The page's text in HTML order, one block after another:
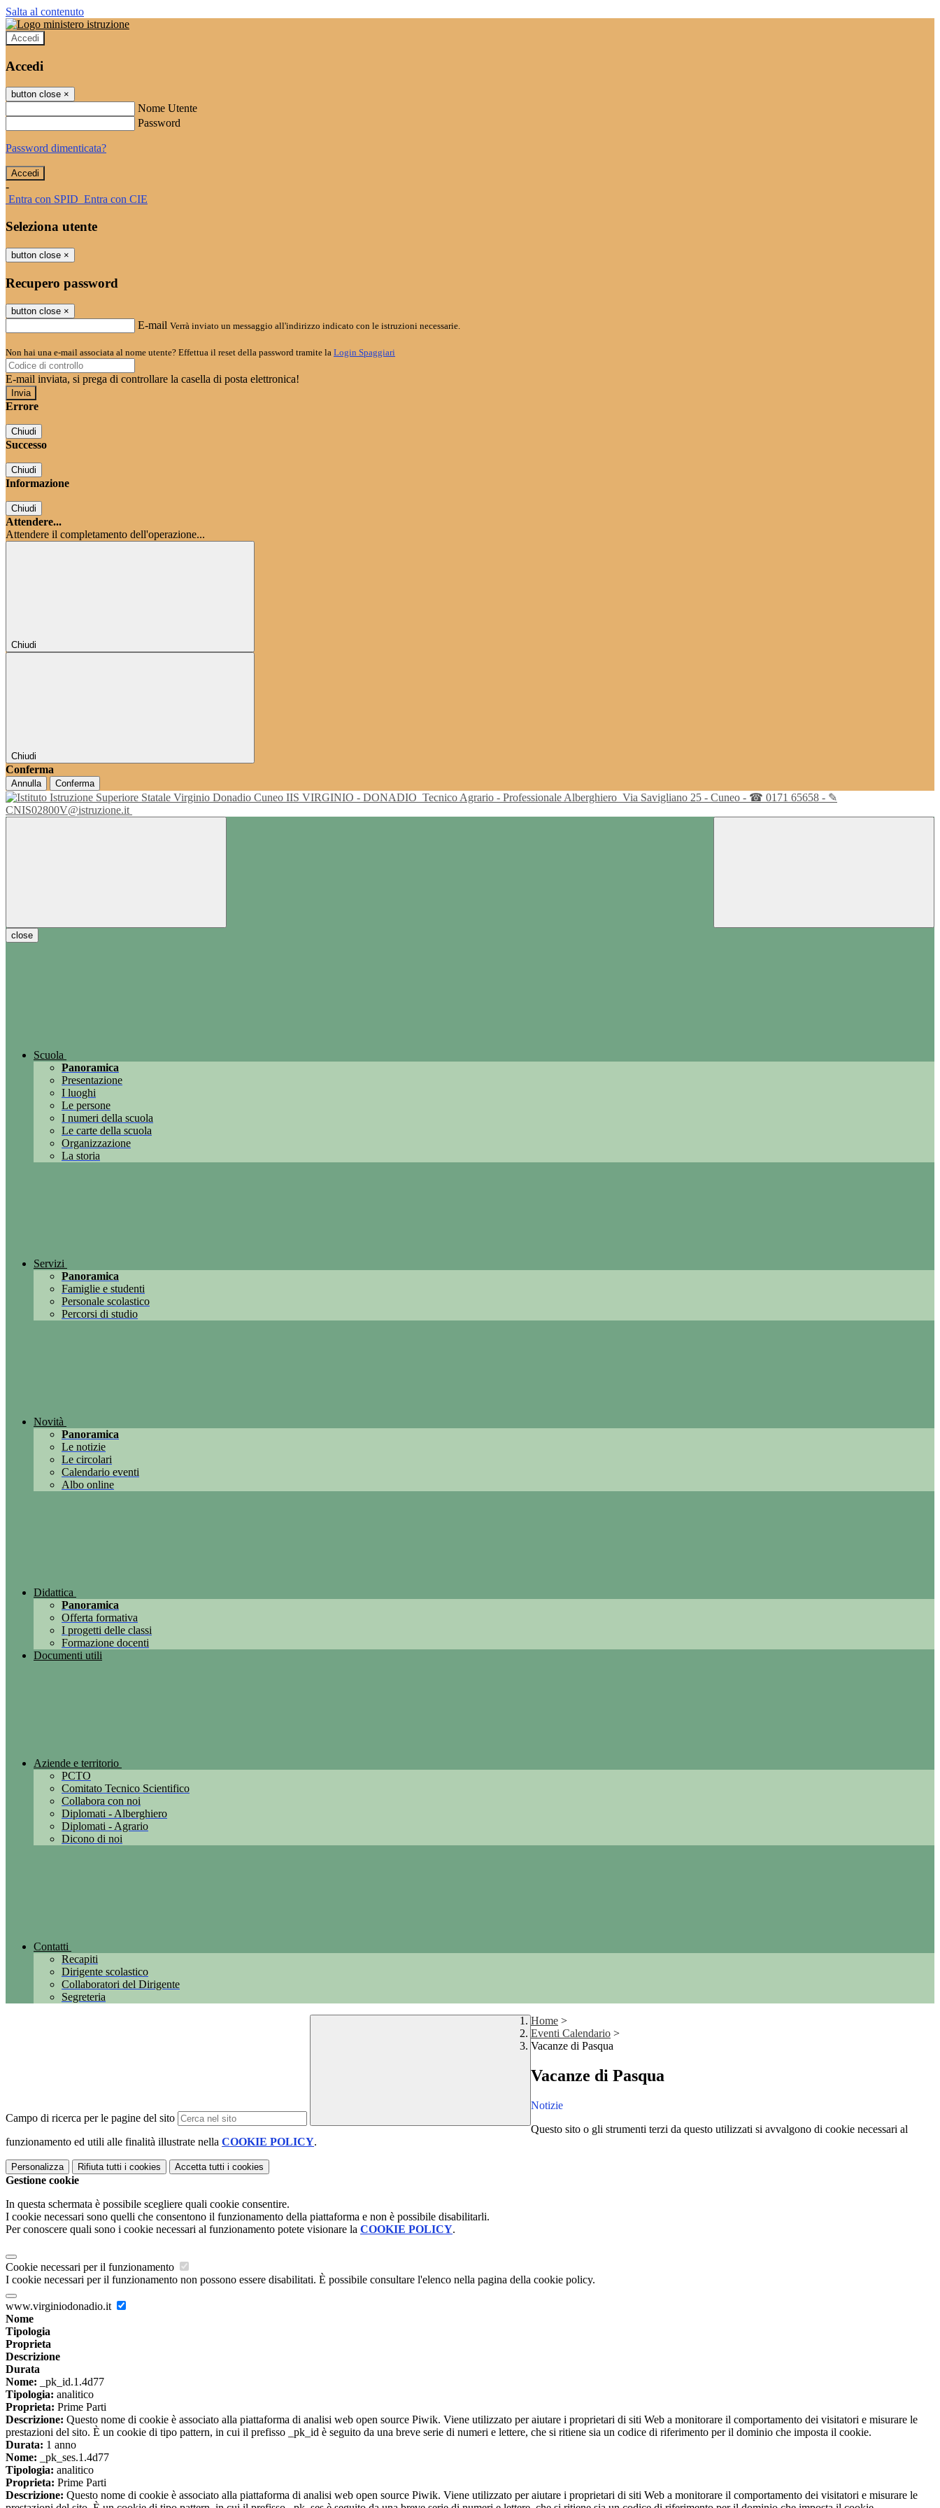
Salta al contenuto
Accedi
Accedi
button close ×
Nome Utente
Password
Password dimenticata?
-
Entra con SPID Entra con CIE
Seleziona utente
button close ×
Recupero password
button close ×
E-mail Verrà inviato un messaggio all'indirizzo indicato con le istruzioni necessarie.
Non hai una e-mail associata al nome utente? Effettua il reset della password tramite la Login Spaggiari
E-mail inviata, si prega di controllare la casella di posta elettronica!
Errore
Chiudi
Successo
Chiudi
Informazione
Chiudi
Attendere...
Attendere il completamento dell'operazione...
Chiudi
Chiudi
Conferma
Annulla Conferma
IIS VIRGINIO - DONADIO Tecnico Agrario - Professionale Alberghiero Via Savigliano 25 - Cuneo - ☎ 0171 65658 - ✎
CNIS02800V@istruzione.it
close
Scuola
Panoramica
Presentazione
I luoghi
Le persone
I numeri della scuola
Le carte della scuola
Organizzazione
La storia
Servizi
Panoramica
Famiglie e studenti
Personale scolastico
Percorsi di studio
Novità
Panoramica
Le notizie
Le circolari
Calendario eventi
Albo online
Didattica
Panoramica
Offerta formativa
I progetti delle classi
Formazione docenti
Documenti utili
Aziende e territorio
PCTO
Comitato Tecnico Scientifico
Collabora con noi
Diplomati - Alberghiero
Diplomati - Agrario
Dicono di noi
Contatti
Recapiti
Dirigente scolastico
Collaboratori del Dirigente
Segreteria
Campo di ricerca per le pagine del sito
Home >
Eventi Calendario >
Vacanze di Pasqua
Vacanze di Pasqua
Notizie
Questo sito o gli strumenti terzi da questo utilizzati si avvalgono di cookie necessari al
funzionamento ed utili alle finalità illustrate nella COOKIE POLICY.
Personalizza Rifiuta tutti i cookies Accetta tutti i cookies
Gestione cookie
In questa schermata è possibile scegliere quali cookie consentire.
I cookie necessari sono quelli che consentono il funzionamento della piattaforma e non è possibile disabilitarli.
Per conoscere quali sono i cookie necessari al funzionamento potete visionare la COOKIE POLICY.
Cookie necessari per il funzionamento
I cookie necessari per il funzionamento non possono essere disabilitati. È possibile consultare l'elenco nella pagina della cookie policy.
www.virginiodonadio.it
Nome
Tipologia
Proprieta
Descrizione
Durata
Nome: _pk_id.1.4d77
Tipologia: analitico
Proprieta: Prime Parti
Descrizione: Questo nome di cookie è associato alla piattaforma di analisi web open source Piwik. Viene utilizzato per aiutare i proprietari di siti Web a monitorare il comportamento dei visitatori e misurare le
prestazioni del sito. È un cookie di tipo pattern, in cui il prefisso _pk_id è seguito da una breve serie di numeri e lettere, che si ritiene sia un codice di riferimento per il dominio che imposta il cookie.
Durata: 1 anno
Nome: _pk_ses.1.4d77
Tipologia: analitico
Proprieta: Prime Parti
Descrizione: Questo nome di cookie è associato alla piattaforma di analisi web open source Piwik. Viene utilizzato per aiutare i proprietari di siti Web a monitorare il comportamento dei visitatori e misurare le